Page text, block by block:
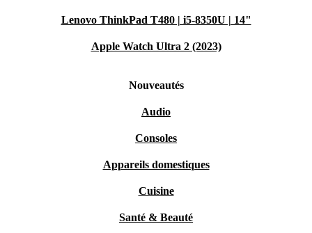
Lenovo ThinkPad T480 | i5-8350U | 14"
Apple Watch Ultra 2 (2023)
Nouveautés
Audio
Consoles
Appareils domestiques
Cuisine
Santé & Beauté